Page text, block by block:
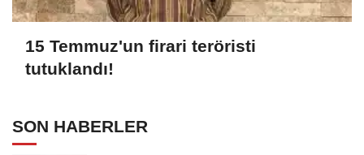
15 Temmuz'un firari teröristi
tutuklandı!
SON HABERLER